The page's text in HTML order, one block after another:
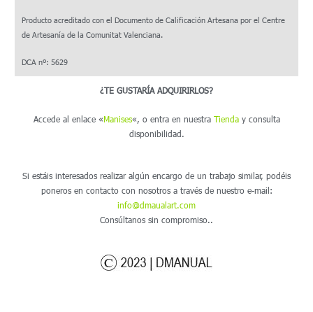
Producto acreditado con el Documento de Calificación Artesana por el Centre
de Artesanía de la Comunitat Valenciana.
DCA nº: 5629
¿TE GUSTARÍA ADQUIRIRLOS?
Accede al enlace «Manises«, o entra en nuestra Tienday consulta
disponibilidad.
Si estáis interesados realizar algún encargo de un trabajo similar, podéis
poneros en contacto con nosotros a través de nuestro e-mail:
info@dmaualart.com
Consúltanos sin compromiso..